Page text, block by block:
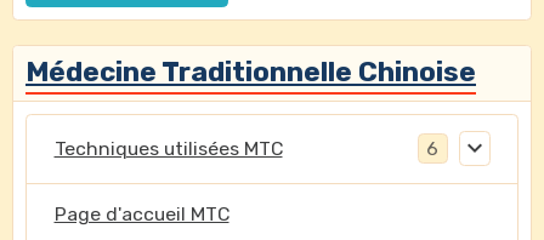
Médecine Traditionnelle Chinoise
Techniques utilisées MTC 6
Page d'accueil MTC